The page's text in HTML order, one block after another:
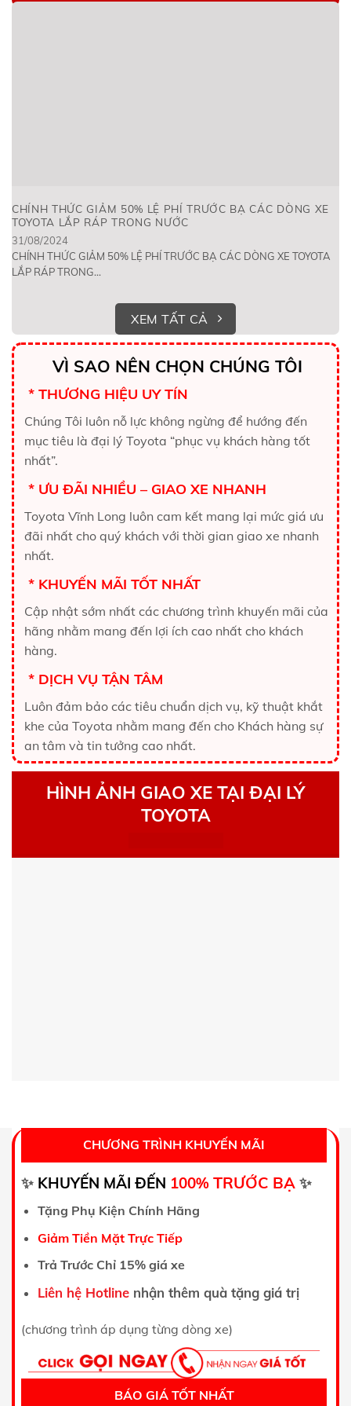
CHÍNH THỨC GIẢM 50% LỆ PHÍ TRƯỚC BẠ CÁC DÒNG XE
TOYOTA LẮP RÁP TRONG NƯỚC
31/08/2024
CHÍNH THỨC GIẢM 50% LỆ PHÍ TRƯỚC BẠ CÁC DÒNG XE TOYOTA
LẮP RÁP TRONG...
XEM TẤT CẢ
VÌ SAO NÊN CHỌN CHÚNG TÔI
* THƯƠNG HIỆU UY TÍN
Chúng Tôi luôn nỗ lực không ngừng để hướng đến
mục tiêu là đại lý Toyota “phục vụ khách hàng tốt
nhất”.
* ƯU ĐÃI NHIỀU – GIAO XE NHANH
Toyota Vĩnh Long luôn cam kết mang lại mức giá ưu
đãi nhất cho quý khách với thời gian giao xe nhanh
nhất.
* KHUYẾN MÃI TỐT NHẤT
Cập nhật sớm nhất các chương trình khuyến mãi của
hãng nhằm mang đến lợi ích cao nhất cho khách
hàng.
* DỊCH VỤ TẬN TÂM
Luôn đảm bảo các tiêu chuẩn dịch vụ, kỹ thuật khắt
khe của Toyota nhằm mang đến cho Khách hàng sự
an tâm và tin tưởng cao nhất.
HÌNH ẢNH GIAO XE TẠI ĐẠI LÝ
TOYOTA
CHƯƠNG TRÌNH KHUYẾN MÃI
✨ KHUYẾN MÃI ĐẾN 100% TRƯỚC BẠ ✨
Tặng Phụ Kiện Chính Hãng
Giảm Tiền Mặt Trực Tiếp
Trả Trước Chỉ 15% giá xe
Liên hệ Hotlinenhận thêm quà tặng giá trị
(chương trình áp dụng từng dòng xe)
BÁO GIÁ TỐT NHẤT